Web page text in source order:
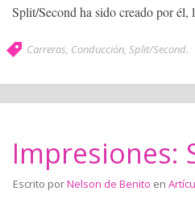
Split/Second ha sido creado por él,
Carreras, Conducción, Split/Second.
Impresiones:
Escrito porNelson de Benito en